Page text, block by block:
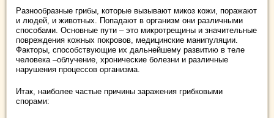
Разнообразные грибы, которые вызывают микоз кожи, поражают
и людей, и животных. Попадают в организм они различными
способами. Основные пути – это микротрещины и значительные
повреждения кожных покровов, медицинские манипуляции.
Факторы, способствующие их дальнейшему развитию в теле
человека –облучение, хронические болезни и различные
нарушения процессов организма.
Итак, наиболее частые причины заражения грибковыми
спорами: